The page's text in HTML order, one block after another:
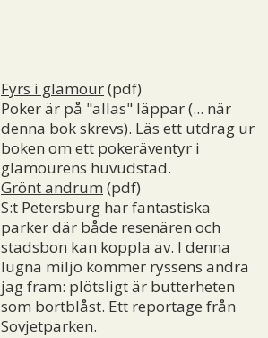
Fyrs i glamour(pdf)
Poker är på "allas" läppar (... när
denna bok skrevs). Läs ett utdrag ur
boken om ett pokeräventyr i
glamourens huvudstad.
Grönt andrum (pdf)
S:t Petersburg har fantastiska
parker där både resenären och
stadsbon kan koppla av. I denna
lugna miljö kommer ryssens andra
jag fram: plötsligt är butterheten
som bortblåst. Ett reportage från
Sovjetparken.